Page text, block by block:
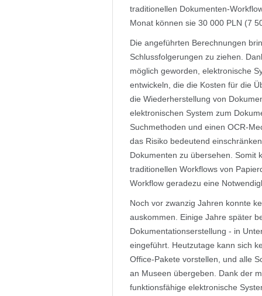
traditionellen Dokumenten-
Monat können sie 30 000 PLN (7
Die angeführten Berechnungen
Schlussfolgerungen zu ziehen.
möglich geworden, elektronische
entwickeln, die die Kosten für die
die Wiederherstellung von
elektronischen System zum
Suchmethoden und einen OCR-
das Risiko bedeutend
Dokumenten zu übersehen. Somit
traditionellen Workflows von
Workflow geradezu eine
Noch vor zwanzig Jahren konnte
auskommen. Einige Jahre später
Dokumentationserstellung - in
eingeführt. Heutzutage kann sich
Office-Pakete vorstellen, und alle
an Museen übergeben. Dank der
funktionsfähige elektronische